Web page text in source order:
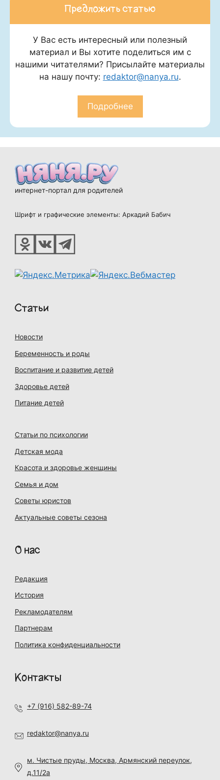
Предложить статью
У Вас есть интересный или полезный
материал и Вы хотите поделиться им с
нашими читателями? Присылайте материалы
на нашу почту: redaktor@nanya.ru.
Подробнее
интернет-портал для родителей
Шрифт и графические элементы: Аркадий Бабич
Статьи
Новости
Беременность и роды
Воспитание и развитие детей
Здоровье детей
Питание детей
Статьи по психологии
Детская мода
Красота и здоровье женщины
Семья и дом
Советы юристов
Актуальные советы сезона
О нас
Редакция
История
Рекламодателям
Партнерам
Политика конфиденциальности
Контакты
+7 (916) 582-89-74
redaktor@nanya.ru
м. Чистые пруды, Москва, Армянский переулок,
д.11/2а